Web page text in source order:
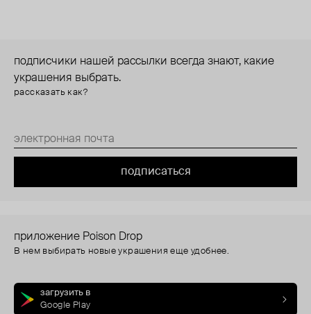
подписчики нашей рассылки всегда знают, какие
украшения выбрать.
рассказать как?
подписаться
приложение Poison Drop
В нем выбирать новые украшения еще удобнее.
загрузить в
Google Play